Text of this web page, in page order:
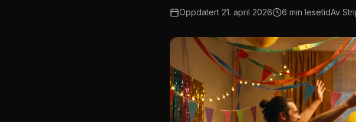
Oppdatert 21. april 2026 6 min lesetidAv